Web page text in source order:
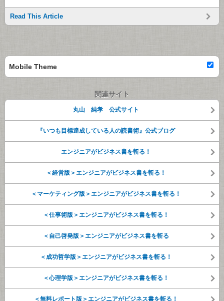
Read This Article
Mobile Theme
関連サイト
丸山 純孝 公式サイト
『いつも目標達成している人の読書術』公式ブログ
エンジニアがビジネス書を斬る！
＜経営版＞エンジニアがビジネス書を斬る！
＜マーケティング版＞エンジニアがビジネス書を斬る！
＜仕事術版＞エンジニアがビジネス書を斬る！
＜自己啓発版＞エンジニアがビジネス書を斬る
＜成功哲学版＞エンジニアがビジネス書を斬る！
＜心理学版＞エンジニアがビジネス書を斬る！
＜無料レポート版＞エンジニアがビジネス書を斬る！